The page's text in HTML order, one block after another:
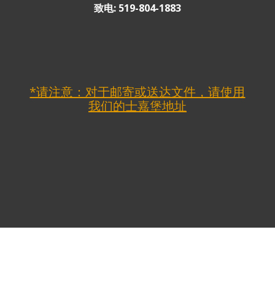
致电: 519-804-1883
*请注意：对于邮寄或送达文件，请使用
我们的士嘉堡地址